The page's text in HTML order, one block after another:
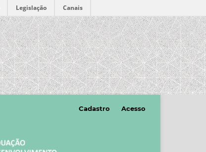
Legislação Canais
Cadastro Acesso